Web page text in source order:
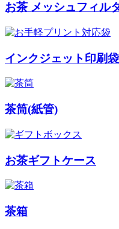
お茶 メッシュフィル
インクジェット印刷袋
茶筒(紙管)
お茶ギフトケース
茶箱